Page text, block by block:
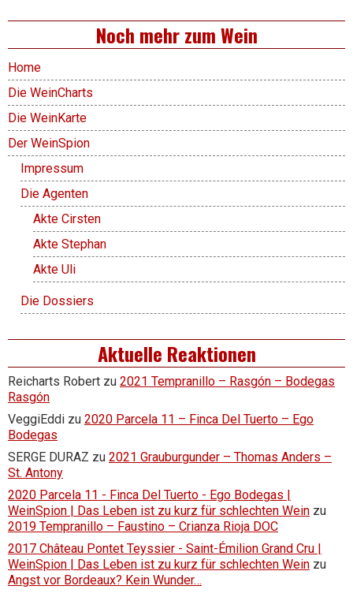
Noch mehr zum Wein
Home
Die WeinCharts
Die WeinKarte
Der WeinSpion
Impressum
Die Agenten
Akte Cirsten
Akte Stephan
Akte Uli
Die Dossiers
Aktuelle Reaktionen
Reicharts Robert zu 2021 Tempranillo – Rasgón – Bodegas
Rasgón
VeggiEddi zu 2020 Parcela 11 – Finca Del Tuerto – Ego
Bodegas
SERGE DURAZ zu 2021 Grauburgunder – Thomas Anders –
St. Antony
2020 Parcela 11 - Finca Del Tuerto - Ego Bodegas |
WeinSpion | Das Leben ist zu kurz für schlechten Wein zu
2019 Tempranillo – Faustino – Crianza Rioja DOC
2017 Château Pontet Teyssier - Saint-Émilion Grand Cru |
WeinSpion | Das Leben ist zu kurz für schlechten Wein zu
Angst vor Bordeaux? Kein Wunder…